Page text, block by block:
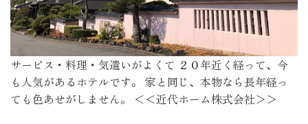
サービス・料理・気遣いがよくて ２０年近く経って、今
も人気があるホテルです。 家と同じ、本物なら長年経っ
ても色あせがしません。 ＜＜近代ホーム株式会社＞＞